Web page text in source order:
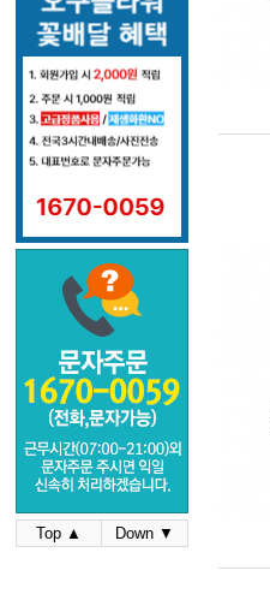
Top ▲ Down ▼